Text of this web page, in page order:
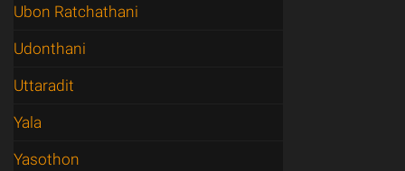
Ubon Ratchathani
Udonthani
Uttaradit
Yala
Yasothon